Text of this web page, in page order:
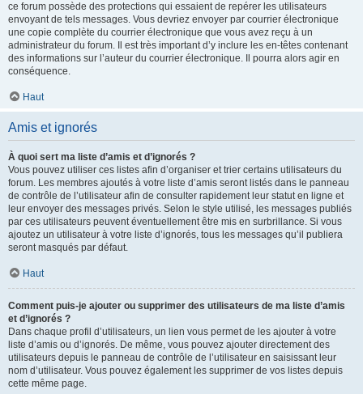
ce forum possède des protections qui essaient de repérer les utilisateurs
envoyant de tels messages. Vous devriez envoyer par courrier électronique
une copie complète du courrier électronique que vous avez reçu à un
administrateur du forum. Il est très important d’y inclure les en-têtes contenant
des informations sur l’auteur du courrier électronique. Il pourra alors agir en
conséquence.
Haut
Amis et ignorés
À quoi sert ma liste d’amis et d’ignorés ?
Vous pouvez utiliser ces listes afin d’organiser et trier certains utilisateurs du
forum. Les membres ajoutés à votre liste d’amis seront listés dans le panneau
de contrôle de l’utilisateur afin de consulter rapidement leur statut en ligne et
leur envoyer des messages privés. Selon le style utilisé, les messages publiés
par ces utilisateurs peuvent éventuellement être mis en surbrillance. Si vous
ajoutez un utilisateur à votre liste d’ignorés, tous les messages qu’il publiera
seront masqués par défaut.
Haut
Comment puis-je ajouter ou supprimer des utilisateurs de ma liste d’amis
et d’ignorés ?
Dans chaque profil d’utilisateurs, un lien vous permet de les ajouter à votre
liste d’amis ou d’ignorés. De même, vous pouvez ajouter directement des
utilisateurs depuis le panneau de contrôle de l’utilisateur en saisissant leur
nom d’utilisateur. Vous pouvez également les supprimer de vos listes depuis
cette même page.